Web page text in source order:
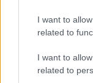
I want to
related to
I want to
related to